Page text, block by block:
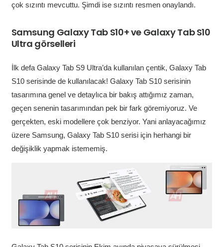
çok sızıntı mevcuttu. Şimdi ise sızıntı resmen onaylandı.
Samsung Galaxy Tab S10+ ve Galaxy Tab S10
Ultra görselleri
İlk defa Galaxy Tab S9 Ultra’da kullanılan çentik, Galaxy Tab
S10 serisinde de kullanılacak! Galaxy Tab S10 serisinin
tasarımına genel ve detaylıca bir bakış attığımız zaman,
geçen senenin tasarımından pek bir fark göremiyoruz. Ve
gerçekten, eski modellere çok benziyor. Yani anlayacağımız
üzere Samsung, Galaxy Tab S10 serisi için herhangi bir
değişiklik yapmak istememiş.